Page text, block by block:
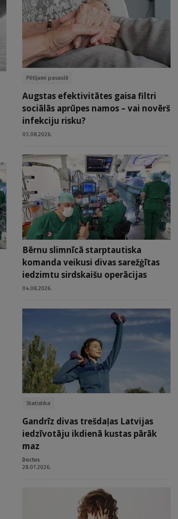
Pētījumi pasaulē
Augstas efektivitātes gaisa filtri
sociālās aprūpes namos – vai novērš
infekciju risku?
03.08.2026.
Bērnu slimnīcā starptautiska
komanda veikusi divas sarežģītas
iedzimtu sirdskaišu operācijas
04.08.2026.
Statistika
Gandrīz divas trešdaļas Latvijas
iedzīvotāju ikdienā kustas pārāk
maz
Doctus
28.07.2026.